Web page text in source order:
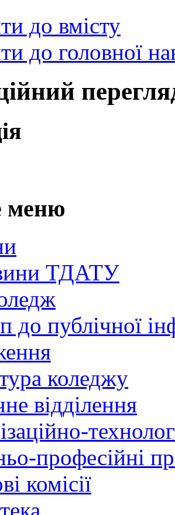
до вмісту
до головної
меню
ТДАТУ
до публічної
коледжу
відділення
професійні
комісії